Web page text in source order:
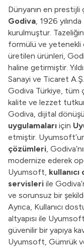
Dünyanın en prestijli
Godiva, 1926
kurulmuştur.
formülü ve yetenekli
üretilen ürünleri,
haline getirmiştir.
Sanayi ve Ticaret
Godiva Türkiye, tüm
kalite ve lezzet
Godiva, dijital
uygulamaları için
etmiştir.
çözümleri,
modernize ederek
Uyumsoft,
servisleri ile
ve sorunsuz bir
Ayrıca, Kullanıcı
altyapısı ile
güvenilir bir yapıya
Uyumsoft, Gümrük